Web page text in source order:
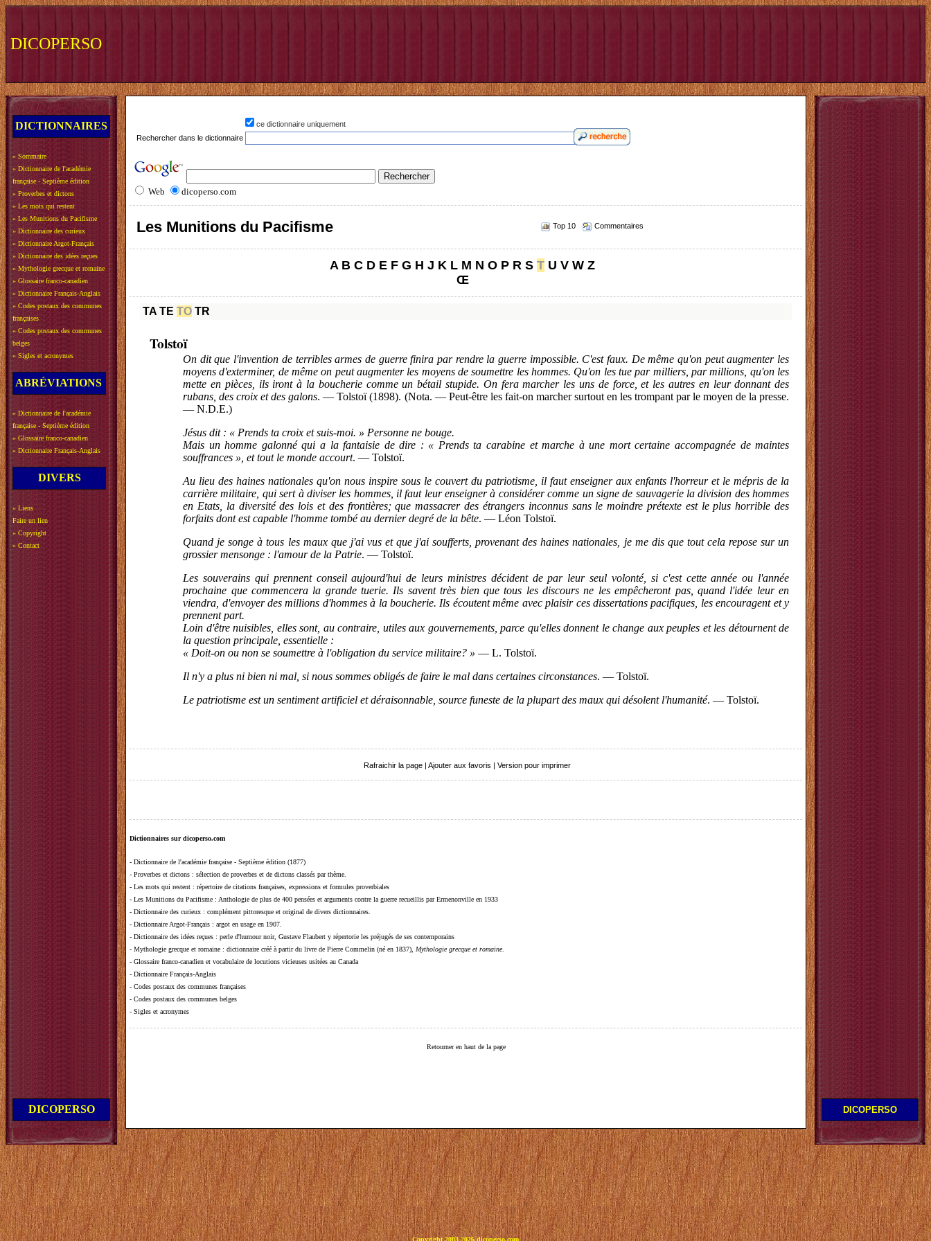
DICOPERSO
DICTIONNAIRES
» Sommaire
» Dictionnaire de l'académie
française - Septième édition
» Proverbes et dictons
» Les mots qui restent
» Les Munitions du Pacifisme
» Dictionnaire des curieux
» Dictionnaire Argot-Français
» Dictionnaire des idées reçues
» Mythologie grecque et romaine
» Glossaire franco-canadien
» Dictionnaire Français-Anglais
» Codes postaux des communes
françaises
» Codes postaux des communes
belges
» Sigles et acronymes
ABRÉVIATIONS
» Dictionnaire de l'académie
française - Septième édition
» Glossaire franco-canadien
» Dictionnaire Français-Anglais
DIVERS
» Liens
Faire un lien
» Copyright
» Contact
DICOPERSO
ce dictionnaire uniquement
Rechercher dans le dictionnaire
Web dicoperso.com
Les Munitions du Pacifisme Top 10 Commentaires
A B C D E F G H J K L M N O P R S T U V W Z
Œ
TA TE TO TR
Tolstoï
On dit que l'invention de terribles armes de guerre finira par rendre la guerre impossible. C'est faux. De même qu'on peut augmenter les
moyens d'exterminer, de même on peut augmenter les moyens de soumettre les hommes. Qu'on les tue par milliers, par millions, qu'on les
mette en pièces, ils iront à la boucherie comme un bétail stupide. On fera marcher les uns de force, et les autres en leur donnant des
rubans, des croix et des galons. — Tolstoï (1898). (Nota. — Peut-être les fait-on marcher surtout en les trompant par le moyen de la presse.
— N.D.E.)
Jésus dit : « Prends ta croix et suis-moi. » Personne ne bouge.
Mais un homme galonné qui a la fantaisie de dire : « Prends ta carabine et marche à une mort certaine accompagnée de maintes
souffrances », et tout le monde accourt. — Tolstoï.
Au lieu des haines nationales qu'on nous inspire sous le couvert du patriotisme, il faut enseigner aux enfants l'horreur et le mépris de la
carrière militaire, qui sert à diviser les hommes, il faut leur enseigner à considérer comme un signe de sauvagerie la division des hommes
en Etats, la diversité des lois et des frontières; que massacrer des étrangers inconnus sans le moindre prétexte est le plus horrible des
forfaits dont est capable l'homme tombé au dernier degré de la bête. — Léon Tolstoï.
Quand je songe à tous les maux que j'ai vus et que j'ai soufferts, provenant des haines nationales, je me dis que tout cela repose sur un
grossier mensonge : l'amour de la Patrie. — Tolstoï.
Les souverains qui prennent conseil aujourd'hui de leurs ministres décident de par leur seul volonté, si c'est cette année ou l'année
prochaine que commencera la grande tuerie. Ils savent très bien que tous les discours ne les empêcheront pas, quand l'idée leur en
viendra, d'envoyer des millions d'hommes à la boucherie. Ils écoutent même avec plaisir ces dissertations pacifiques, les encouragent et y
prennent part.
Loin d'être nuisibles, elles sont, au contraire, utiles aux gouvernements, parce qu'elles donnent le change aux peuples et les détournent de
la question principale, essentielle :
« Doit-on ou non se soumettre à l'obligation du service militaire? » — L. Tolstoï.
Il n'y a plus ni bien ni mal, si nous sommes obligés de faire le mal dans certaines circonstances. — Tolstoï.
Le patriotisme est un sentiment artificiel et déraisonnable, source funeste de la plupart des maux qui désolent l'humanité. — Tolstoï.
Rafraichir la page | Ajouter aux favoris | Version pour imprimer
Dictionnaires sur dicoperso.com
- Dictionnaire de l'académie française - Septième édition (1877)
- Proverbes et dictons : sélection de proverbes et de dictons classés par thème.
- Les mots qui restent : répertoire de citations françaises, expressions et formules proverbiales
- Les Munitions du Pacifisme : Anthologie de plus de 400 pensées et arguments contre la guerre recueillis par Ermenonville en 1933
- Dictionnaire des curieux : complément pittoresque et original de divers dictionnaires.
- Dictionnaire Argot-Français : argot en usage en 1907.
- Dictionnaire des idées reçues : perle d'humour noir, Gustave Flaubert y répertorie les préjugés de ses contemporains
- Mythologie grecque et romaine : dictionnaire créé à partir du livre de Pierre Commelin (né en 1837), Mythologie grecque et romaine.
- Glossaire franco-canadien et vocabulaire de locutions vicieuses usitées au Canada
- Dictionnaire Français-Anglais
- Codes postaux des communes françaises
- Codes postaux des communes belges
- Sigles et acronymes
Retourner en haut de la page
DICOPERSO
Copyright 2003-2026 dicoperso.com